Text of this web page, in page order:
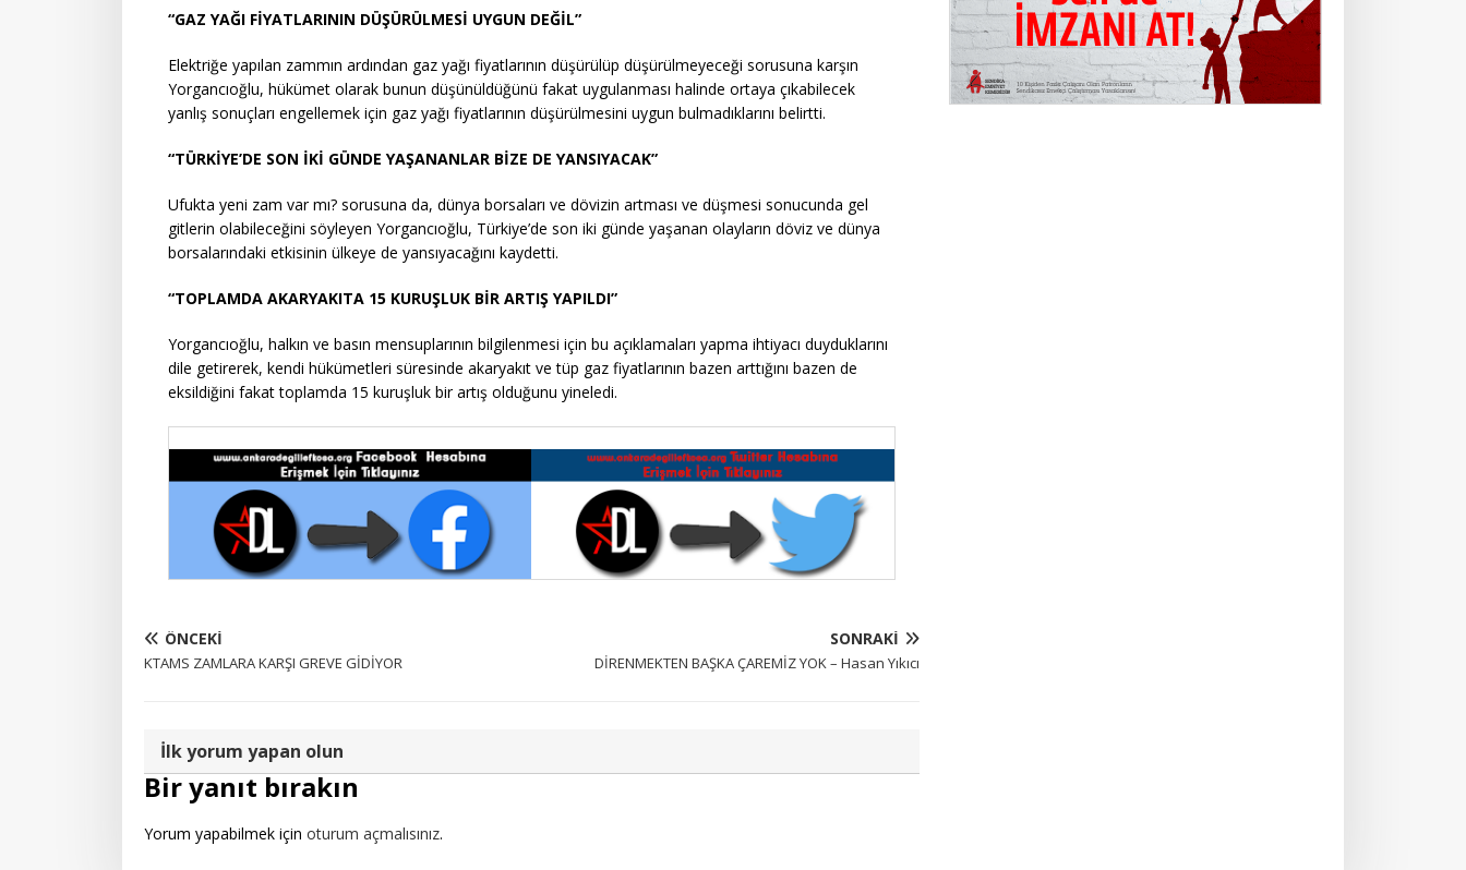
“GAZ YAĞI FİYATLARININ DÜŞÜRÜLMESİ UYGUN DEĞİL”
Elektriğe yapılan zammın ardından gaz yağı fiyatlarının düşürülüp düşürülmeyeceği sorusuna karşın
Yorgancıoğlu, hükümet olarak bunun düşünüldüğünü fakat uygulanması halinde ortaya çıkabilecek
yanlış sonuçları engellemek için gaz yağı fiyatlarının düşürülmesini uygun bulmadıklarını belirtti.
“TÜRKİYE’DE SON İKİ GÜNDE YAŞANANLAR BİZE DE YANSIYACAK”
Ufukta yeni zam var mı? sorusuna da, dünya borsaları ve dövizin artması ve düşmesi sonucunda gel
gitlerin olabileceğini söyleyen Yorgancıoğlu, Türkiye’de son iki günde yaşanan olayların döviz ve dünya
borsalarındaki etkisinin ülkeye de yansıyacağını kaydetti.
“TOPLAMDA AKARYAKITA 15 KURUŞLUK BİR ARTIŞ YAPILDI”
Yorgancıoğlu, halkın ve basın mensuplarının bilgilenmesi için bu açıklamaları yapma ihtiyacı duyduklarını
dile getirerek, kendi hükümetleri süresinde akaryakıt ve tüp gaz fiyatlarının bazen arttığını bazen de
eksildiğini fakat toplamda 15 kuruşluk bir artış olduğunu yineledi.
ÖNCEKI
KTAMS ZAMLARA KARŞI GREVE GİDİYOR
SONRAKI
DİRENMEKTEN BAŞKA ÇAREMİZ YOK – Hasan Yıkıcı
İlk yorum yapan olun
Bir yanıt bırakın
Yorum yapabilmek için oturum açmalısınız.